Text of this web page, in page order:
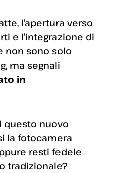
l’apertura verso
e l’integrazione di
non sono solo
ma segnali
in
questo nuovo
la fotocamera
resti fedele
tradizionale?